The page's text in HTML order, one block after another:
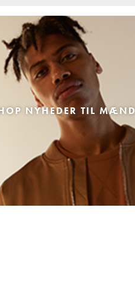
NYHEDER TIL MÆND